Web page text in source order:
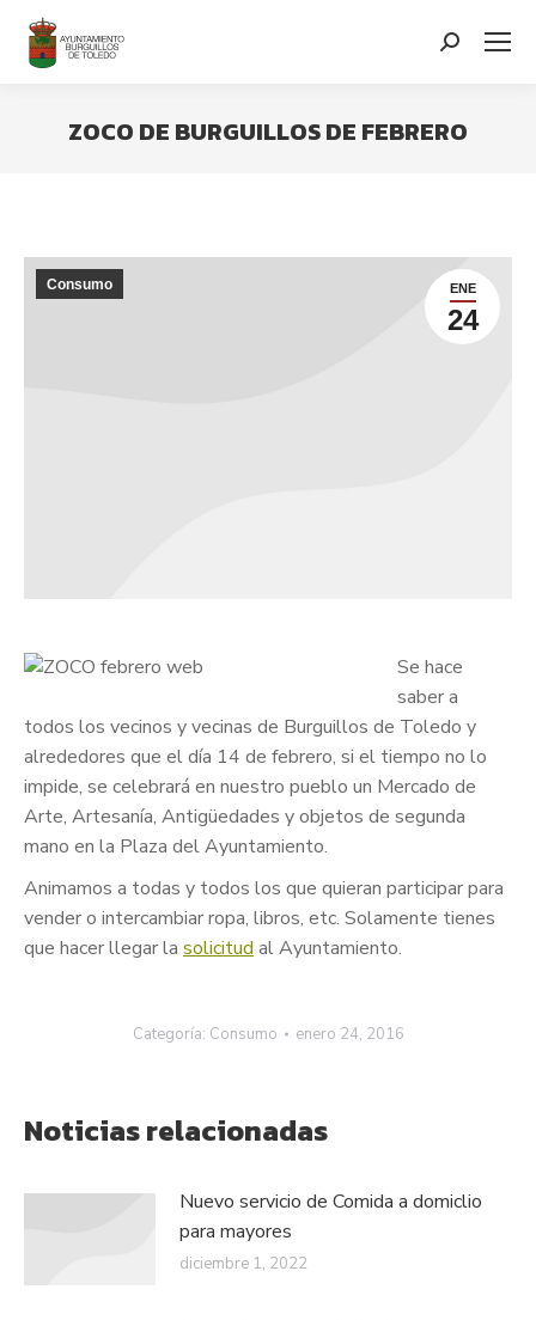
contenido
Search:
ZOCO DE BURGUILLOS DE FEBRERO
ENE
24
Consumo
Se hace
saber a
todos los vecinos y vecinas de Burguillos de Toledo y
alrededores que el día 14 de febrero, si el tiempo no lo
impide, se celebrará en nuestro pueblo un Mercado de
Arte, Artesanía, Antigüedades y objetos de segunda
mano en la Plaza del Ayuntamiento.
Animamos a todas y todos los que quieran participar para
vender o intercambiar ropa, libros, etc. Solamente tienes
que hacer llegar la solicitud al Ayuntamiento.
Categoría: Consumo enero 24, 2016
Noticias relacionadas
Nuevo servicio de Comida a domiclio
para mayores
diciembre 1, 2022